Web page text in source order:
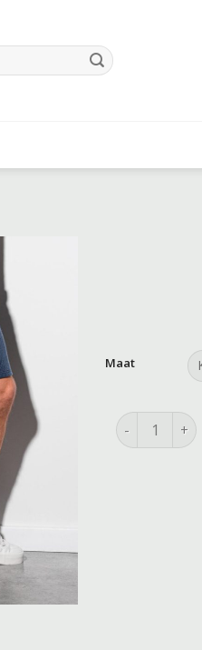
Maat
mannen